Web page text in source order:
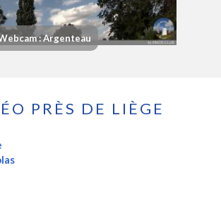
: Argenteau
PRÈS DE LIÈGE